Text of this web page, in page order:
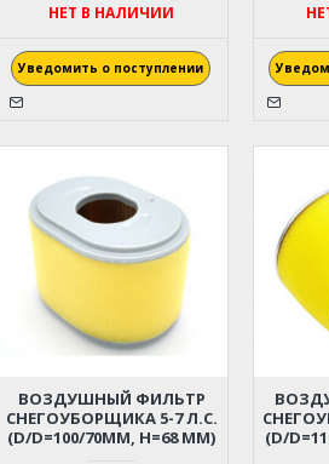
НЕТ В НАЛИЧИИ
Уведомить о поступлении
ВОЗДУШНЫЙ ФИЛЬТР
СНЕГОУБОРЩИКА 5-7 Л.С.
(D/D=100/70ММ, Н=68 ММ)
(D/